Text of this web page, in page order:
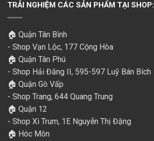
TRẢI NGHIỆM CÁC SẢN PHẨM TẠI SHOP:
🏠 Quận Tân Bình
- Shop Vạn Lộc, 177 Cộng Hòa
🏠 Quận Tân Phú
- Shop Hải Đăng II, 595-597 Luỹ Bán Bích
🏠 Quận Gò Vấp
- Shop Trang, 644 Quang Trung
🏠 Quận 12
- Shop Xì Trum, 1E Nguyễn Thị Đặng
🏠 Hóc Môn